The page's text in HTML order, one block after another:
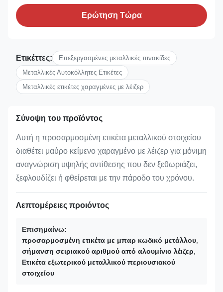
Ερώτηση Τώρα
Ετικέττες:
Επεξεργασμένες μεταλλικές πινακίδες
Μεταλλικές Αυτοκόλλητες Ετικέτες
Μεταλλικές ετικέτες χαραγμένες με λέιζερ
Σύνοψη του προϊόντος
Αυτή η προσαρμοσμένη ετικέτα μεταλλικού στοιχείου
διαθέτει μαύρο κείμενο χαραγμένο με λέιζερ για μόνιμη
αναγνώριση υψηλής αντίθεσης που δεν ξεθωριάζει,
ξεφλουδίζει ή φθείρεται με την πάροδο του χρόνου.
Λεπτομέρειες προιόντος
Επισημαίνω:
προσαρμοσμένη ετικέτα με μπαρ κωδικό μετάλλου
σήμανση σειριακού αριθμού από αλουμίνιο λέιζερ
Ετικέτα εξωτερικού μεταλλικού περιουσιακού
στοιχείου